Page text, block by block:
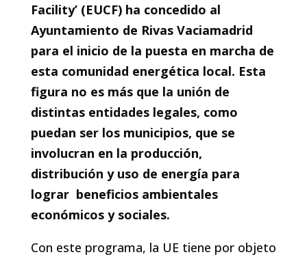
Facility’ (EUCF) ha concedido al
Ayuntamiento de Rivas Vaciamadrid
para el inicio de la puesta en marcha de
esta comunidad energética local. Esta
figura no es más que la unión de
distintas entidades legales, como
puedan ser los municipios, que se
involucran en la producción,
distribución y uso de energía para
lograr beneficios ambientales
económicos y sociales.
Con este programa, la UE tiene por objeto